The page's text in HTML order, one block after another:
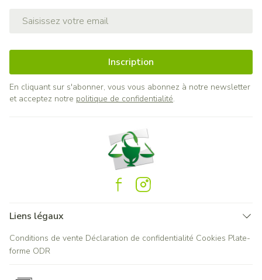
Inscription
En cliquant sur s'abonner, vous vous abonnez à notre newsletter
et acceptez notre politique de confidentialité.
Liens légaux
Conditions de vente Déclaration de confidentialité Cookies Plate-
forme ODR